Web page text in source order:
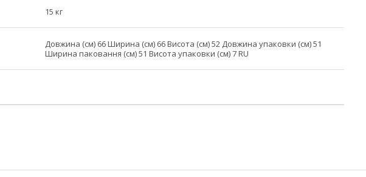
15 кг
Довжина (см) 66 Ширина (см) 66 Висота (см) 52 Довжина упаковки (см) 51
Ширина паковання (см) 51 Висота упаковки (см) 7 RU